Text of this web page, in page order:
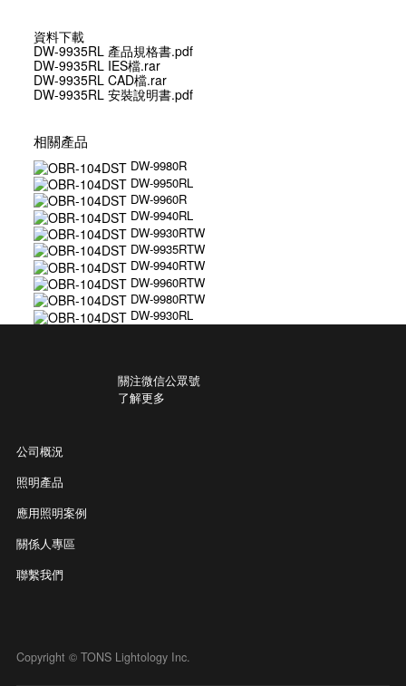
資料下載
DW-9935RL 產品規格書.pdf
DW-9935RL IES檔.rar
DW-9935RL CAD檔.rar
DW-9935RL 安裝說明書.pdf
相關產品
DW-9980R
DW-9950RL
DW-9960R
DW-9940RL
DW-9930RTW
DW-9935RTW
DW-9940RTW
DW-9960RTW
DW-9980RTW
DW-9930RL
關注微信公眾號
了解更多
公司概況
照明產品
應用照明案例
關係人專區
聯繫我們
Copyright © TONS Lightology Inc.